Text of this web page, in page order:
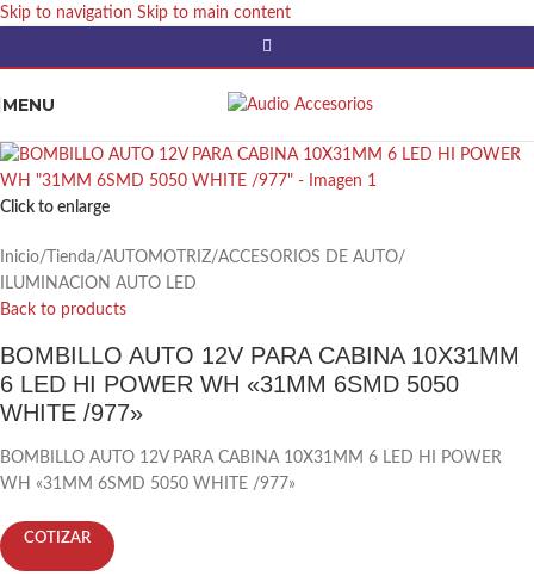
Skip to navigation Skip to main content
MENU
Click to enlarge
Inicio/ Tienda/AUTOMOTRIZ/ACCESORIOS DE AUTO/
ILUMINACION AUTO LED
Back to products
BOMBILLO AUTO 12V PARA CABINA 10X31MM
6 LED HI POWER WH «31MM 6SMD 5050
WHITE /977»
BOMBILLO AUTO 12V PARA CABINA 10X31MM 6 LED HI POWER
WH «31MM 6SMD 5050 WHITE /977»
COTIZAR